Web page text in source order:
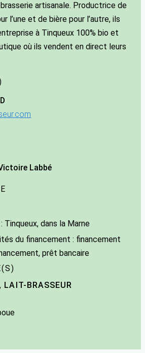
artisanale. Productrice de
l’une et de bière pour l’autre, ils
à Tinqueux 100% bio et
où ils vendent en direct leurs
Labbé
Tinqueux, dans la Marne
du financement : financement
prêt bancaire
LAIT-BRASSEUR